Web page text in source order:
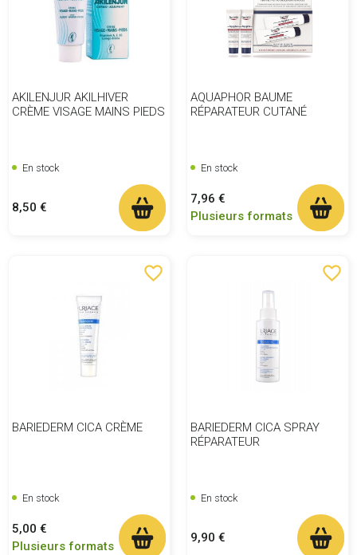
AKILENJUR AKILHIVER
CRÈME VISAGE MAINS PIEDS
En stock
Prix
8,50 €
AQUAPHOR BAUME
RÉPARATEUR CUTANÉ
En stock
Prix
7,96 €
Plusieurs formats
favorite_border
BARIEDERM CICA CRÈME
En stock
Prix
5,00 €
Plusieurs formats
favorite_border
BARIEDERM CICA SPRAY
RÉPARATEUR
En stock
Prix
9,90 €